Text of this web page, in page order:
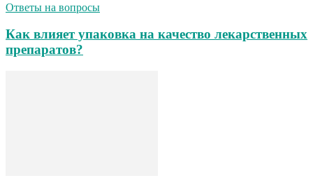
Ответы на вопросы
Как влияет упаковка на качество лекарственных
препаратов?